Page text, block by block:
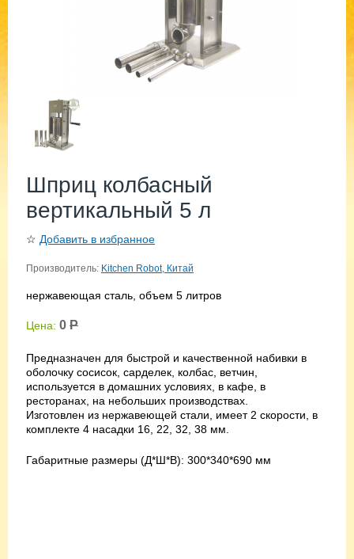
Шприц колбасный
вертикальный 5 л
☆ Добавить в избранное
Производитель: Kitchen Robot, Китай
нержавеющая сталь, объем 5 литров
Цена: 0 Р
Предназначен для быстрой и качественной набивки в
оболочку сосисок, сарделек, колбас, ветчин,
используется в домашних условиях, в кафе, в
ресторанах, на небольших производствах.
Изготовлен из нержавеющей стали, имеет 2 скорости, в
комплекте 4 насадки 16, 22, 32, 38 мм.
Габаритные размеры (Д*Ш*В): 300*340*690 мм